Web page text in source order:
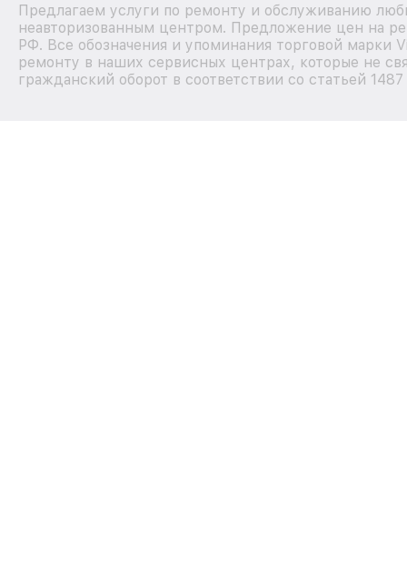
Предлагаем услуги по ремонту и обслуживанию
неавторизованным центром. Предложение цен на
РФ. Все обозначения и упоминания торговой марки
ремонту в наших сервисных центрах, которые не
гражданский оборот в соответствии со статьей